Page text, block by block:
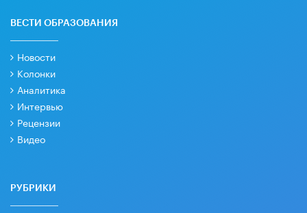
ВЕСТИ ОБРАЗОВАНИЯ
Новости
Колонки
Аналитика
Интервью
Рецензии
Видео
РУБРИКИ